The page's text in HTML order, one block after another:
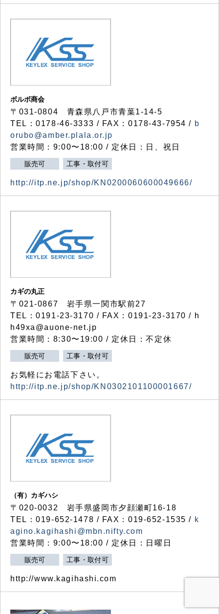
ボルボ商会
〒031-0804 青森県八戸市青葉1-14-5
TEL：0178-46-3333 / FAX：0178-43-7954 / b
orubo@amber.plala.or.jp
営業時間：9:00〜18:00 / 定休日：日、祝日
販売可 工事・取付可
http://itp.ne.jp/shop/KN0200060600049666/
カギの丸正
〒021-0867 岩手県一関市駅前27
TEL：0191-23-3170 / FAX：0191-23-3170 / h
h49xa@auone-net.jp
営業時間：8:30〜19:00 / 定休日：不定休
販売可 工事・取付可
お気軽にお電話下さい。
http://itp.ne.jp/shop/KN0302101100001667/
（有）カギハシ
〒020-0032 岩手県盛岡市夕顔瀬町16-18
TEL：019-652-1478 / FAX：019-652-1535 / k
agino.kagihashi@mbn.nifty.com
営業時間：9:00〜18:00 / 定休日：日曜日
販売可 工事・取付可
http://www.kagihashi.com